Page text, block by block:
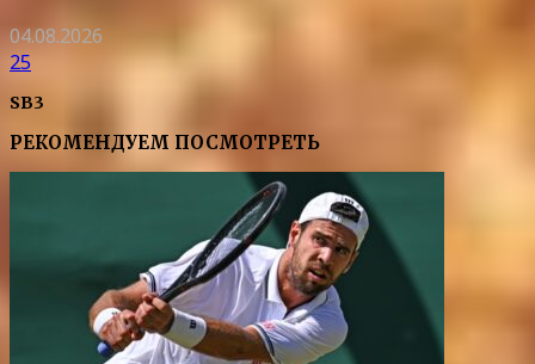
04.08.2026
25
SB3
РЕКОМЕНДУЕМ ПОСМОТРЕТЬ